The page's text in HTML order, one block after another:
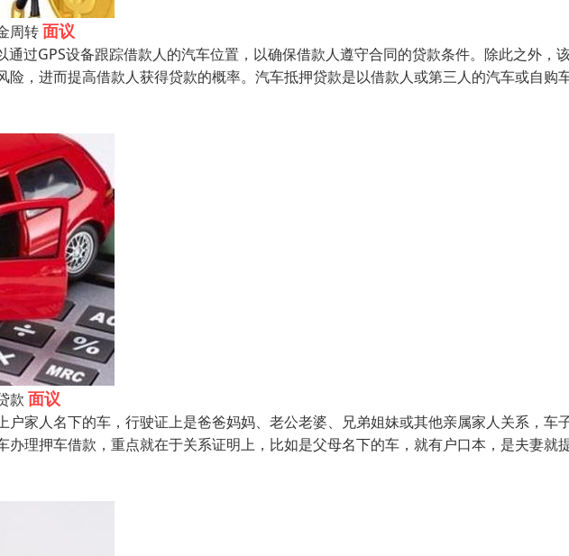
周转面议
通过GPS设备跟踪借款人的汽车位置，以确保借款人遵守合同的贷款条件。除此之外，
险，进而提高借款人获得贷款的概率。汽车抵押贷款是以借款人或第三人的汽车或自购
款 面议
户家人名下的车，行驶证上是爸爸妈妈、老公老婆、兄弟姐妹或其他亲属家人关系，车
办理押车借款，重点就在于关系证明上，比如是父母名下的车，就有户口本，是夫妻就